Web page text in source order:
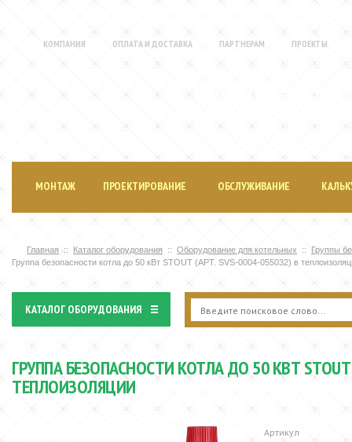
КОМПАНИЯ ОПЛАТА И ДОСТАВКА ПАРТНЕРАМ ПРОЕКТЫ
МОНТАЖ ИНЖЕНЕРНЫХ СИСТЕМ
МОНТАЖ ПРОЕКТИРОВАНИЕ ОБСЛУЖИВАНИЕ
Главная Каталог оборудования Оборудование для котельных
Группы
Группа безопасности котла до 50 кВт STOUT (АРТ. SVS-0004-055032) в
КАТАЛОГ ОБОРУДОВАНИЯ
ГРУППА БЕЗОПАСНОСТИ КОТЛА ДО 50 КВТ STOUT
ТЕПЛОИЗОЛЯЦИИ
Артикул